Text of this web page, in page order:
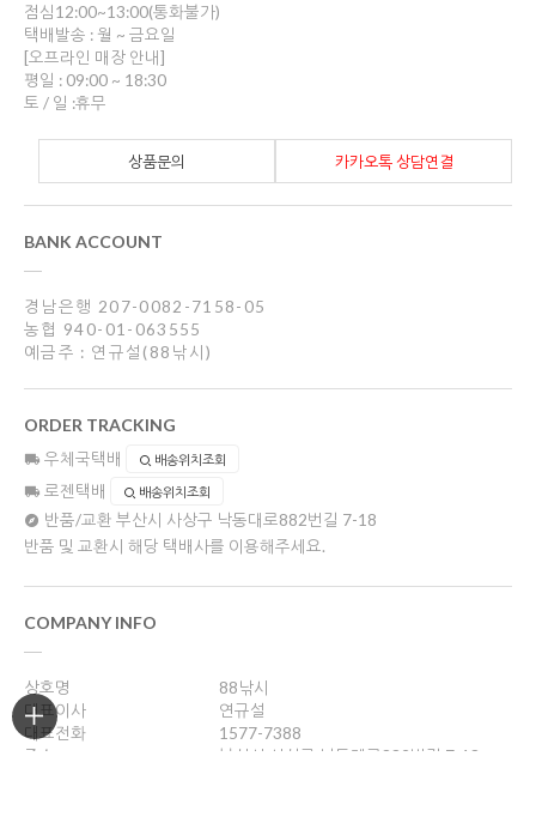
점심12:00~13:00(통화불가)
택배발송 : 월 ~ 금요일
[오프라인 매장 안내]
평일 : 09:00 ~ 18:30
토 / 일 :휴무
카카오톡 상담연결
상품문의
BANK ACCOUNT
경남은행 207-0082-7158-05
농협 940-01-063555
예금주 : 연규설(88낚시)
ORDER TRACKING
우체국택배 배송위치조회
로젠택배 배송위치조회
반품/교환 부산시 사상구 낙동대로882번길 7-18
반품 및 교환시 해당 택배사를 이용해주세요.
COMPANY INFO
상호명
88낚시
대표이사
연규설
대표전화
1577-7388
주소
부산시 사상구 낙동대로882번길 7-18